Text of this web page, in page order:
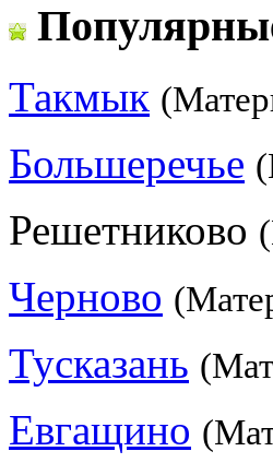
Такмык
Большеречье
Решетниково
Черново
Тусказань
Евгащино